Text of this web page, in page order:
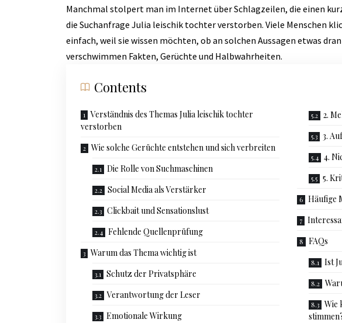
Manchmal stolpert man im Internet über Schlagzeilen, die einen
die Suchanfrage Julia leischik tochter verstorben. Viele Menschen
einfach, weil sie wissen möchten, ob an solchen Aussagen etwas
verschwimmen Fakten, Gerüchte und Halbwahrheiten.
Contents
Verständnis des Themas Julia leischik tochter
verstorben
Wie solche Gerüchte entstehen und sich verbreiten
Die Rolle von Suchmaschinen
Social Media als Verstärker
Clickbait und Sensationslust
Fehlende Quellenprüfung
Warum das Thema wichtig ist
Schutz der Privatsphäre
Verantwortung der Leser
Emotionale Wirkung
2.
3.
4.
5.
Häufige
FAQs
Ist
Wie